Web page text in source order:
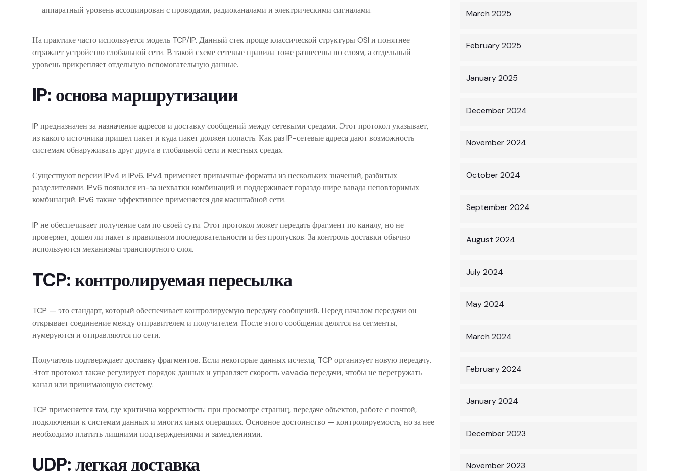
аппаратный уровень ассоциирован с проводами, радиоканалами и электрическими сигналами.
На практике часто используется модель TCP/IP. Данный стек проще классической структуры OSI и понятнее
отражает устройство глобальной сети. В такой схеме сетевые правила тоже разнесены по слоям, а отдельный
уровень прикрепляет отдельную вспомогательную данные.
IP: основа маршрутизации
IP предназначен за назначение адресов и доставку сообщений между сетевыми средами. Этот протокол указывает,
из какого источника пришел пакет и куда пакет должен попасть. Как раз IP-сетевые адреса дают возможность
системам обнаруживать друг друга в глобальной сети и местных средах.
Существуют версии IPv4 и IPv6. IPv4 применяет привычные форматы из нескольких значений, разбитых
разделителями. IPv6 появился из-за нехватки комбинаций и поддерживает гораздо шире вавада неповторимых
комбинаций. IPv6 также эффективнее применяется для масштабной сети.
IP не обеспечивает получение сам по своей сути. Этот протокол может передать фрагмент по каналу, но не
проверяет, дошел ли пакет в правильном последовательности и без пропусков. За контроль доставки обычно
используются механизмы транспортного слоя.
TCP: контролируемая пересылка
TCP — это стандарт, который обеспечивает контролируемую передачу сообщений. Перед началом передачи он
открывает соединение между отправителем и получателем. После этого сообщения делятся на сегменты,
нумеруются и отправляются по сети.
Получатель подтверждает доставку фрагментов. Если некоторые данных исчезла, TCP организует новую передачу.
Этот протокол также регулирует порядок данных и управляет скорость vavada передачи, чтобы не перегружать
канал или принимающую систему.
TCP применяется там, где критична корректность: при просмотре страниц, передаче объектов, работе с почтой,
подключении к системам данных и многих иных операциях. Основное достоинство — контролируемость, но за нее
необходимо платить лишними подтверждениями и замедлениями.
UDP: легкая доставка
March 2025
February 2025
January 2025
December 2024
November 2024
October 2024
September 2024
August 2024
July 2024
May 2024
March 2024
February 2024
January 2024
December 2023
November 2023